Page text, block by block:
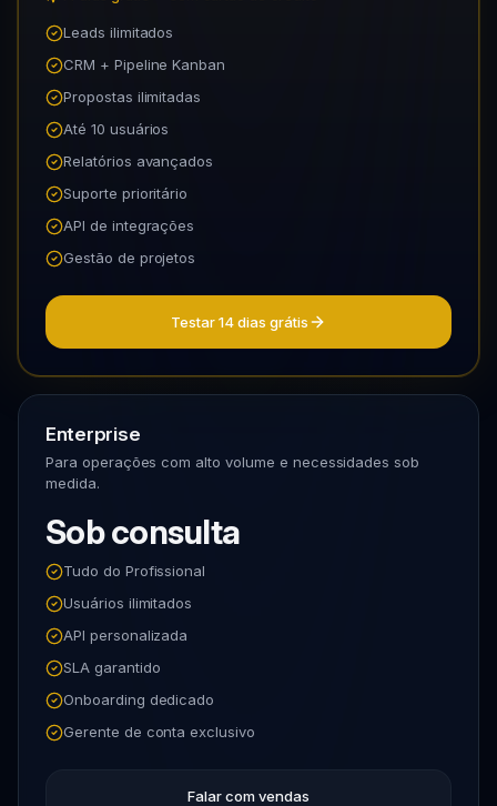
Leads ilimitados
CRM + Pipeline Kanban
Propostas ilimitadas
Até 10 usuários
Relatórios avançados
Suporte prioritário
API de integrações
Gestão de projetos
Testar 14 dias grátis
Enterprise
Para operações com alto volume e necessidades sob
medida.
Sob consulta
Tudo do Profissional
Usuários ilimitados
API personalizada
SLA garantido
Onboarding dedicado
Gerente de conta exclusivo
Falar com vendas